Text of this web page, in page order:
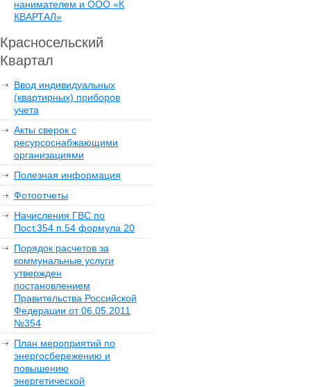
нанимателем и ООО «К
КВАРТАЛ»
Красносельский
Квартал
Ввод индивидуальных
(квартирных) приборов
учета
Акты сверок с
ресурсоснабжающими
организациями
Полезная информация
Фотоотчеты
Начисления ГВС по
Пост.354 п.54 формула 20
Порядок расчетов за
коммунальные услуги
утвержден
постановлением
Правительства Российской
Федерации от 06.05.2011
№354
План мероприятий по
энергосбережению и
повышению
энергетической